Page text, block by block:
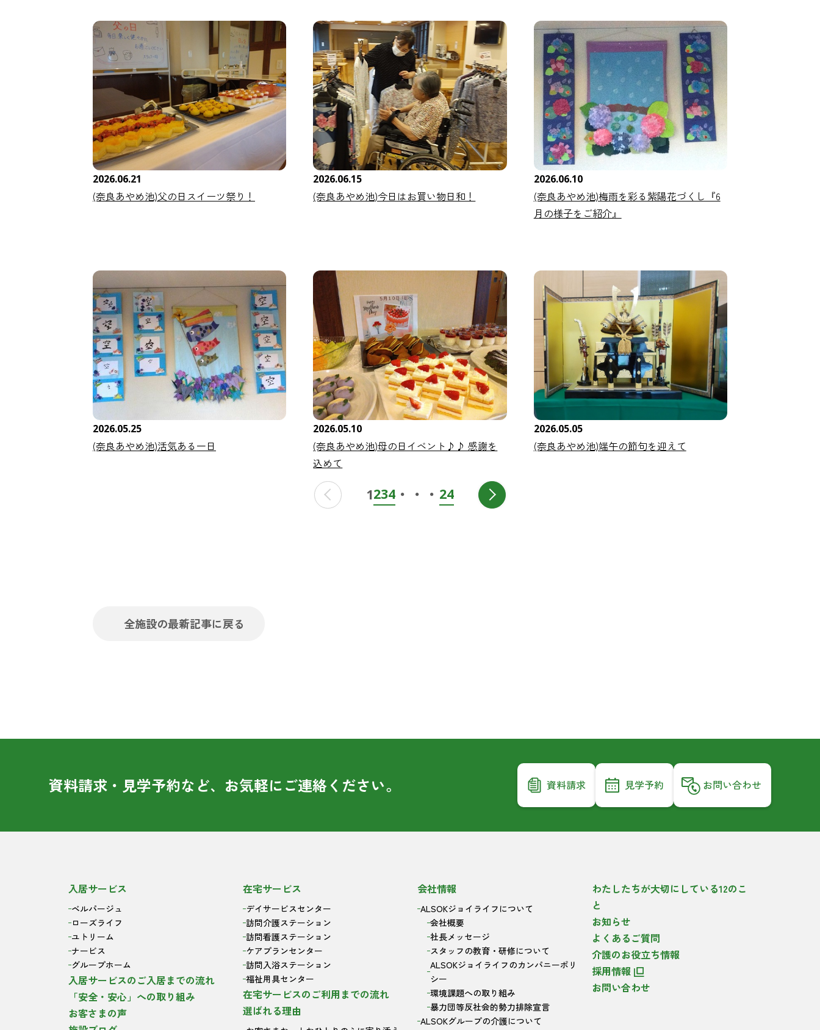
2026.06.21
(奈良あやめ池)父の日スイーツ祭り！
2026.06.15
(奈良あやめ池)今日はお買い物日和！
2026.06.10
(奈良あやめ池)梅雨を彩る紫陽花づくし『6
月の様子をご紹介』
2026.05.25
(奈良あやめ池)活気ある一日
2026.05.10
(奈良あやめ池)母の日イベント♪♪ 感謝を
込めて
2026.05.05
(奈良あやめ池)端午の節句を迎えて
1234 ・・・ 24
全施設の最新記事に戻る
資料請求・見学予約など、お気軽に ご連絡ください。 資料請求 見学予約 お問い合わせ
入居サービス
ベルパージュ
ローズライフ
ユトリーム
ナービス
グループホーム
入居サービスのご入居までの流れ
「安全・安心」への取り組み
お客さまの声
在宅サービス
デイサービスセンター
訪問介護ステーション
訪問看護ステーション
ケアプランセンター
訪問入浴ステーション
福祉用具センター
在宅サービスのご利用までの流れ
選ばれる理由
会社情報
ALSOKジョイライフについて
会社概要
社長メッセージ
スタッフの教育・研修について
ALSOKジョイライフのカンパニーポリ
シー
環境課題への取り組み
暴力団等反社会的勢力排除宣言
ALSOKグループの介護について
わたしたちが大切にしている12のこ
と
お知らせ
よくあるご質問
介護のお役立ち情報
採用情報
お問い合わせ